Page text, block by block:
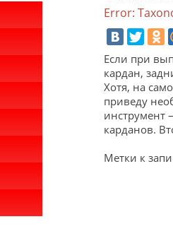
Error:
Если при
кардан,
Хотя, на
приведу
инструмент
карданов.
Метки к